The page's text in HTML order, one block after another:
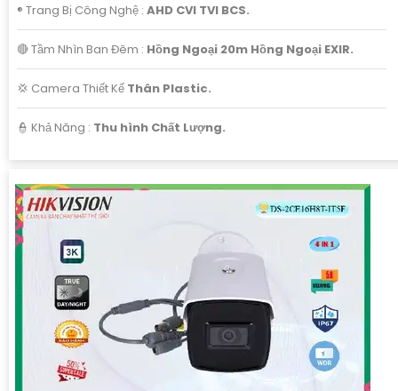
®️ Trang Bị Công Nghệ : AHD CVI TVI BCS.
🔴 Tầm Nhìn Ban Đêm : Hồng Ngoại 20m Hồng Ngoại EXIR.
💢 Camera Thiết Kế Thân Plastic.
️👮 Khả Năng : Thu hình Chất Lượng.